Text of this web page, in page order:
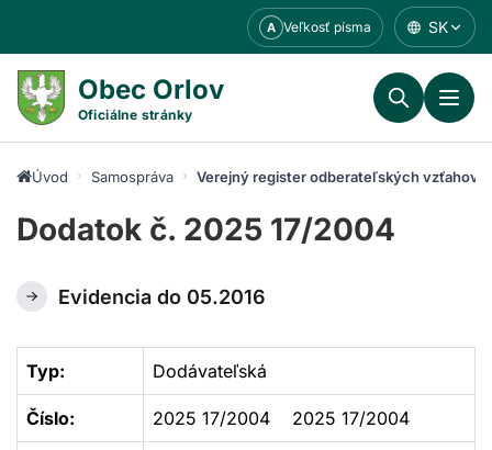
obsahu
A Veľkosť písma SK
Obec Orlov
Oficiálne stránky
Úvod Samospráva Verejný register odberateľských vzťahov
Dodatok č. 2025 17/2004
Evidencia do 05.2016
Typ: Dodávateľská
Číslo: 2025 17/2004 2025 17/2004